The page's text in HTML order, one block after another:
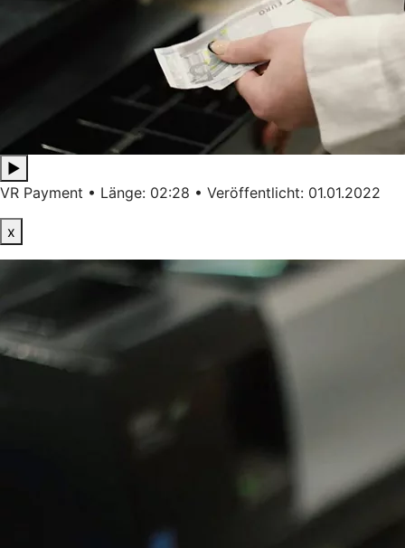
▶
VR Payment • Länge: 02:28 • Veröffentlicht: 01.01.2022
x